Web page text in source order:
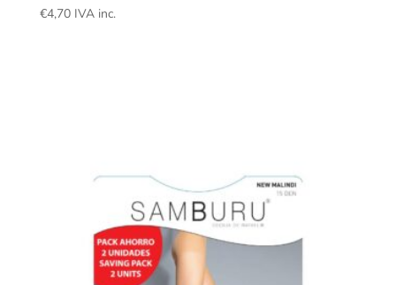
€4,70 IVA inc.